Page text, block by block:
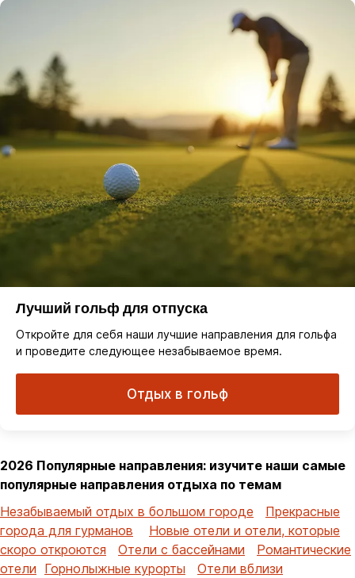
Лучший гольф для отпуска
Откройте для себя наши лучшие направления для гольфа
и проведите следующее незабываемое время.
Отдых в гольф
2026 Популярные направления: изучите наши самые
популярные направления отдыха по темам
Незабываемый отдых в большом городе
Прекрасные
города для гурманов
Новые отели и отели, которые
скоро откроются
Отели с бассейнами
Романтические
отели Горнолыжные курорты
Отели вблизи